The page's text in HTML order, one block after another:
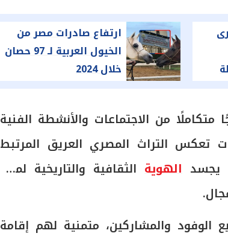
ارتفاع صادرات مصر من
الخيول العربية لـ 97 حصان
خلال 2024
متكاملًا من الاجتماعات والأنشطة الفنية
تعكس التراث المصري العريق المرتبط
يجسد الهوية الثقافية والتاريخية لمصر
الوفود والمشاركين، متمنية لهم إقامة
" صاحب صاحبه "
شوقي غريب.. المدير الفني رجل
كل المناصب في الجبلاية برعاية